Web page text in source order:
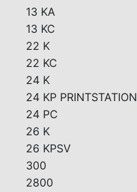
13 KA
13 KC
22 K
22 KC
24 K
24 KP PRINTSTATION
24 PC
26 K
26 KPSV
300
2800